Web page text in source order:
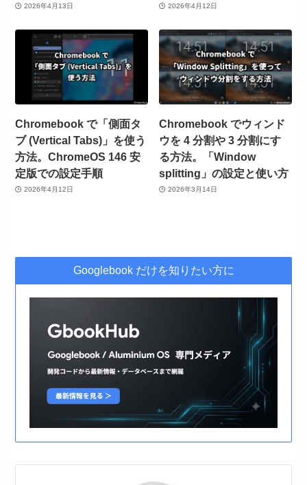
2026年4月13日 2026年4月12日
Chromebook で「側面タ
ブ (Vertical Tabs)」を使う
方法。ChromeOS 146 安
定版での設定手順
2026年4月12日
Chromebook でウィンド
ウを 4 分割や 3 分割にす
る方法。「Window
splitting」の設定と使い方
2026年3月14日
Googlebook だけを知りたい方に